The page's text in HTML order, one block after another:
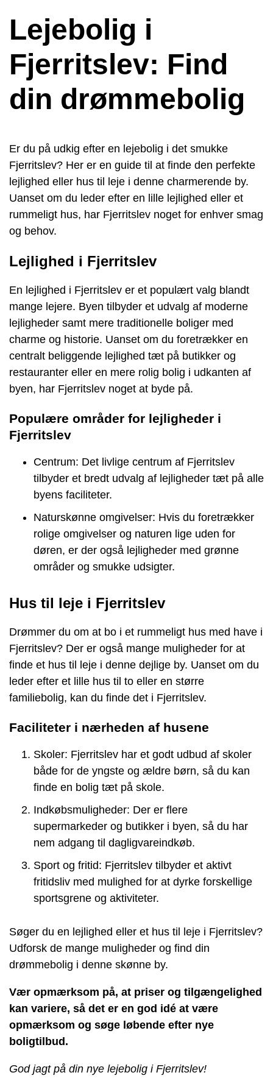
Lejebolig i
Fjerritslev: Find
din drømmebolig
Er du på udkig efter en lejebolig i det smukke
Fjerritslev? Her er en guide til at finde den perfekte
lejlighed eller hus til leje i denne charmerende by.
Uanset om du leder efter en lille lejlighed eller et
rummeligt hus, har Fjerritslev noget for enhver smag
og behov.
Lejlighed i Fjerritslev
En lejlighed i Fjerritslev er et populært valg blandt
mange lejere. Byen tilbyder et udvalg af moderne
lejligheder samt mere traditionelle boliger med
charme og historie. Uanset om du foretrækker en
centralt beliggende lejlighed tæt på butikker og
restauranter eller en mere rolig bolig i udkanten af
byen, har Fjerritslev noget at byde på.
Populære områder for lejligheder i
Fjerritslev
Centrum: Det livlige centrum af Fjerritslev
tilbyder et bredt udvalg af lejligheder tæt på alle
byens faciliteter.
Naturskønne omgivelser: Hvis du foretrækker
rolige omgivelser og naturen lige uden for
døren, er der også lejligheder med grønne
områder og smukke udsigter.
Hus til leje i Fjerritslev
Drømmer du om at bo i et rummeligt hus med have i
Fjerritslev? Der er også mange muligheder for at
finde et hus til leje i denne dejlige by. Uanset om du
leder efter et lille hus til to eller en større
familiebolig, kan du finde det i Fjerritslev.
Faciliteter i nærheden af husene
Skoler: Fjerritslev har et godt udbud af skoler
både for de yngste og ældre børn, så du kan
finde en bolig tæt på skole.
Indkøbsmuligheder: Der er flere
supermarkeder og butikker i byen, så du har
nem adgang til dagligvareindkøb.
Sport og fritid: Fjerritslev tilbyder et aktivt
fritidsliv med mulighed for at dyrke forskellige
sportsgrene og aktiviteter.
Søger du en lejlighed eller et hus til leje i Fjerritslev?
Udforsk de mange muligheder og find din
drømmebolig i denne skønne by.
Vær opmærksom på, at priser og tilgængelighed
kan variere, så det er en god idé at være
opmærksom og søge løbende efter nye
boligtilbud.
God jagt på din nye lejebolig i Fjerritslev!